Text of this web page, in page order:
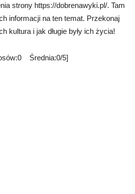
strony https://dobrenawyki.pl/. Tam
informacji na ten temat. Przekonaj
kultura i jak długie były ich życia!
Średnia:0/5]